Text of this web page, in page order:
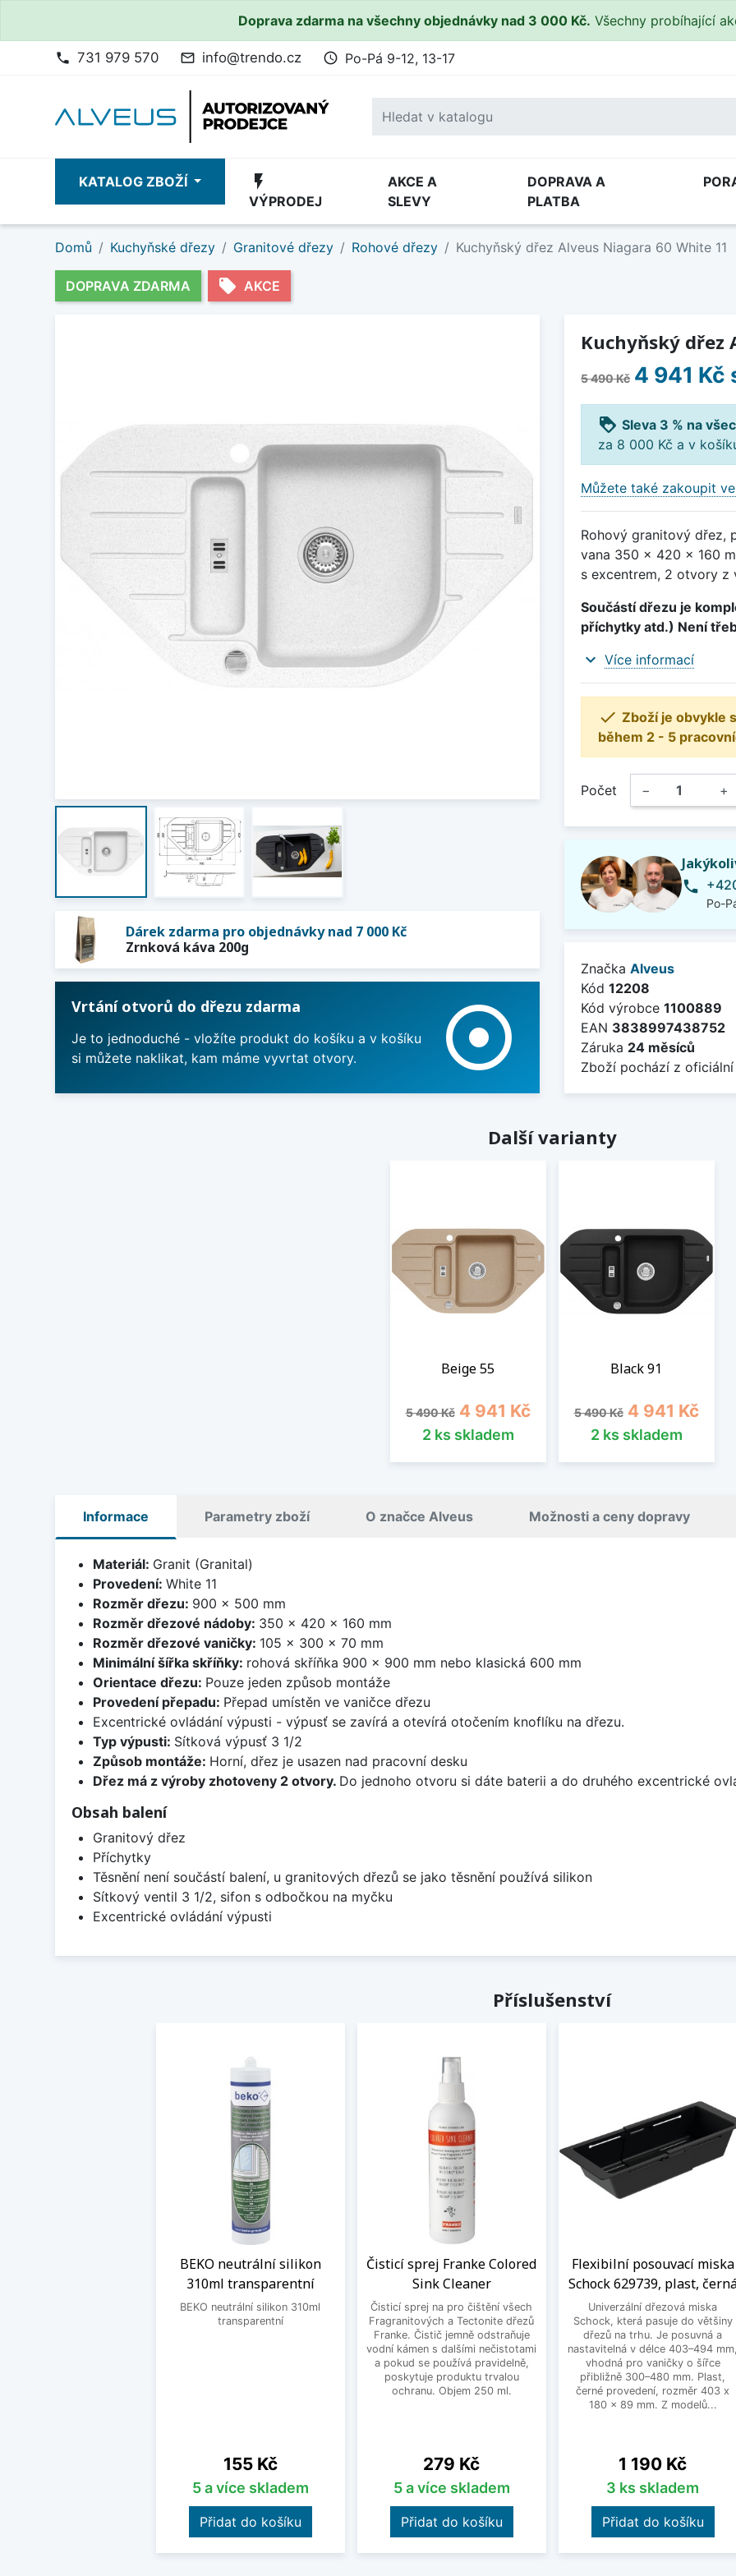
Doprava zdarma na všechny objednávky nad 3 000 Kč. Všechny probíhající
phone 731 979 570 mail_outline info@trendo.cz access_time Po-Pá 9-12, 13-17
KATALOG ZBOŽÍ flash_on
VÝPRODEJ
AKCE A
SLEVY
DOPRAVA A
PLATBA
Domů Kuchyňské dřezy Granitové dřezy Rohové dřezy Kuchyňský dřez Alveus Niagara 60 White 11
DOPRAVA ZDARMA local_offer AKCE
Dárek zdarma pro objednávky nad 7 000 Kč
Zrnková káva 200g
Vrtání otvorů do dřezu zdarma
Je to jednoduché - vložíte produkt do košíku a v košíku
si můžete naklikat, kam máme vyvrtat otvory.
adjust
Kuchyňský dřez
5 490 Kč 4 941 Kč
loyalty Sleva 3 % na
za 8 000 Kč a v
Můžete také zakoupit
Rohový granitový dřez,
vana 350 x 420 x 160
s excentrem, 2 otvory z
Součástí dřezu je
příchytky atd.) Není
expand_more Více informací
 Zboží je obvykle
během 2 - 5
Počet − +
phone
Po-
Značka Alveus
Kód 12208
Kód výrobce 1100889
EAN 3838997438752
Záruka 24 měsíců
Zboží pochází z
Další varianty
Beige 55
Běžná cena
5 490 Kč Cena
4 941 Kč
2 ks skladem
Black 91
Běžná cena
5 490 Kč Cena
4 941 Kč
2 ks skladem
Informace Parametry zboží O značce Alveus Možnosti a ceny dopravy
Materiál: Granit (Granital)
Provedení: White 11
Rozměr dřezu: 900 x 500 mm
Rozměr dřezové nádoby: 350 x 420 x 160 mm
Rozměr dřezové vaničky: 105 x 300 x 70 mm
Minimální šířka skříňky: rohová skříňka 900 x 900 mm nebo klasická 600 mm
Orientace dřezu: Pouze jeden způsob montáže
Provedení přepadu: Přepad umístěn ve vaničce dřezu
Excentrické ovládání výpusti - výpusť se zavírá a otevírá otočením knoflíku na dřezu.
Typ výpusti: Sítková výpusť 3 1/2
Způsob montáže: Horní, dřez je usazen nad pracovní desku
Dřez má z výroby zhotoveny 2 otvory. Do jednoho otvoru si dáte baterii a do druhého excentrické
Obsah balení
Granitový dřez
Příchytky
Těsnění není součástí balení, u granitových dřezů se jako těsnění používá silikon
Sítkový ventil 3 1/2, sifon s odbočkou na myčku
Excentrické ovládání výpusti
Příslušenství
BEKO neutrální silikon
310ml transparentní
BEKO neutrální silikon 310ml
transparentní
Cena
155 Kč
5 a více skladem
Přidat do košíku
Čisticí sprej Franke Colored
Sink Cleaner
Čisticí sprej na pro čištění všech
Fragranitových a Tectonite dřezů
Franke. Čistič jemně odstraňuje
vodní kámen s dalšími nečistotami
a pokud se používá pravidelně,
poskytuje produktu trvalou
ochranu. Objem 250 ml.
Cena
279 Kč
5 a více skladem
Přidat do košíku
Flexibilní posouvací miska
Schock 629739, plast,
Univerzální dřezová miska
Schock, která pasuje do většiny
dřezů na trhu. Je posuvná a
nastavitelná v délce 403–494 mm,
vhodná pro vaničky o šířce
přibližně 300–480 mm. Plast,
černé provedení, rozměr 403 x
180 x 89 mm. Z modelů...
Cena
1 190 Kč
3 ks skladem
Přidat do košíku